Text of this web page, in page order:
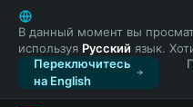
English
日本語
Tiếng Việt
Русский
Español (Latinoamérica)
В данный момент вы
используя Русский язык.
Переключитесь
на English